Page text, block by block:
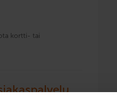
kortti- tai